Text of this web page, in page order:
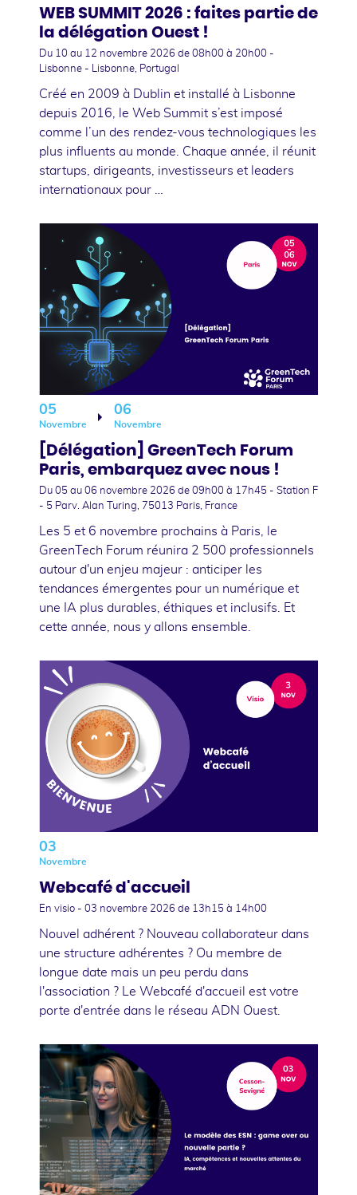
WEB SUMMIT 2026 : faites partie de
la délégation Ouest !
Du 10 au 12 novembre 2026 de 08h00 à 20h00 -
Lisbonne - Lisbonne, Portugal
Créé en 2009 à Dublin et installé à Lisbonne
depuis 2016, le Web Summit s’est imposé
comme l’un des rendez-vous technologiques les
plus influents au monde. Chaque année, il réunit
startups, dirigeants, investisseurs et leaders
internationaux pour …
05
Novembre
06
Novembre
[Délégation] GreenTech Forum
Paris, embarquez avec nous !
Du 05 au 06 novembre 2026 de 09h00 à 17h45 - Station F
- 5 Parv. Alan Turing, 75013 Paris, France
Les 5 et 6 novembre prochains à Paris, le
GreenTech Forum réunira 2 500 professionnels
autour d'un enjeu majeur : anticiper les
tendances émergentes pour un numérique et
une IA plus durables, éthiques et inclusifs. Et
cette année, nous y allons ensemble.
03
Novembre
Webcafé d'accueil
En visio - 03 novembre 2026 de 13h15 à 14h00
Nouvel adhérent ? Nouveau collaborateur dans
une structure adhérentes ? Ou membre de
longue date mais un peu perdu dans
l'association ? Le Webcafé d'accueil est votre
porte d'entrée dans le réseau ADN Ouest.